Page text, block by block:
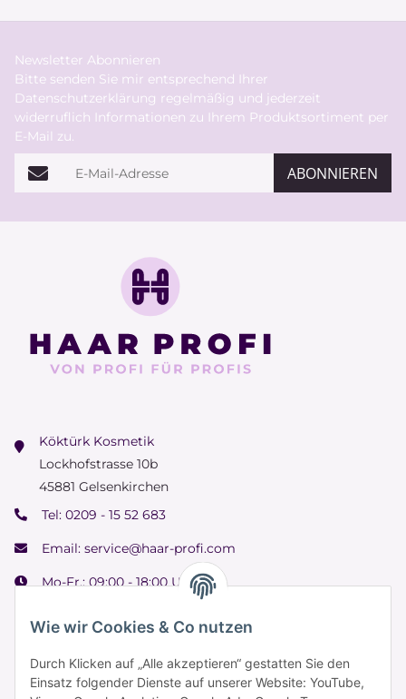
Wie wir Cookies & Co nutzen
Durch Klicken auf „Alle akzeptieren“ gestatten Sie den
Einsatz folgender Dienste auf unserer Website: YouTube,
Newsletter Abonnieren
Bitte senden Sie mir entsprechend Ihrer
Datenschutzerklärung regelmäßig und jederzeit
widerruflich Informationen zu Ihrem Produktsortiment per
E-Mail zu.
E-Mail-Adresse ABONNIEREN
Köktürk Kosmetik
Lockhofstrasse 10b
45881 Gelsenkirchen
Tel: 0209 - 15 52 683
Email: service@haar-profi.com
Mo-Fr.: 09:00 - 18:00 Uhr
Samstag: 09:00 - 15:00 Uhr